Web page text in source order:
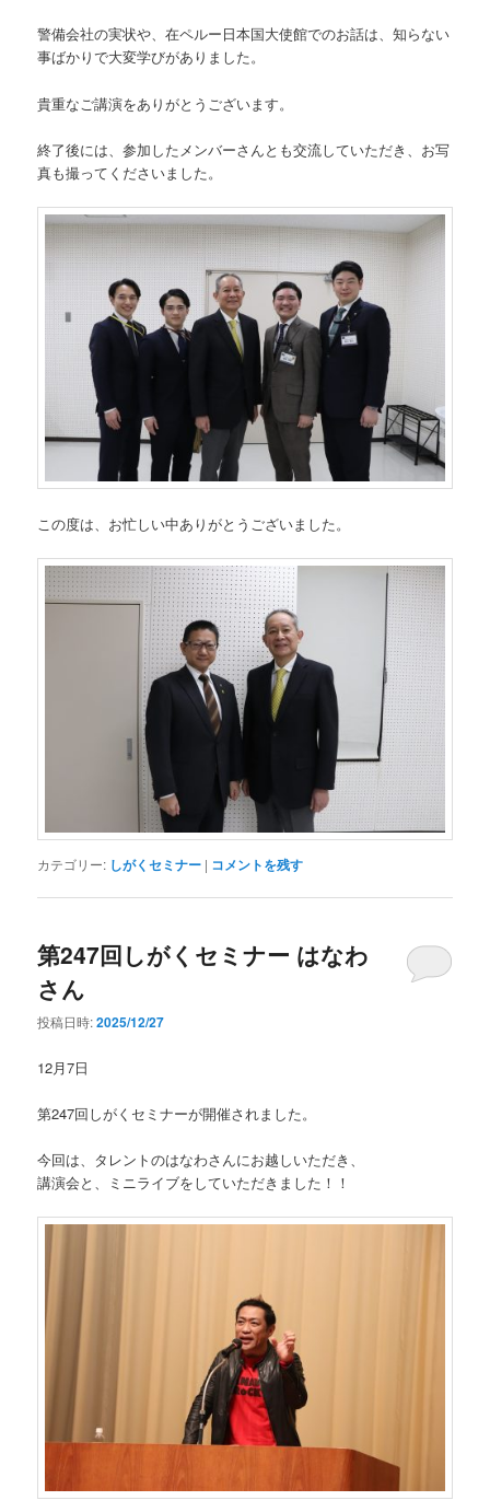
警備会社の実状や、在ペルー日本国大使館でのお話は、知らない
事ばかりで大変学びがありました。
貴重なご講演をありがとうございます。
終了後には、参加したメンバーさんとも交流していただき、お写
真も撮ってくださいました。
この度は、お忙しい中ありがとうございました。
カテゴリー: しがくセミナー | コメントを残す
第247回しがくセミナー はなわ
さん
投稿日時:2025/12/27
12月7日
第247回しがくセミナーが開催されました。
今回は、タレントのはなわさんにお越しいただき、
講演会と、ミニライブをしていただきました！！